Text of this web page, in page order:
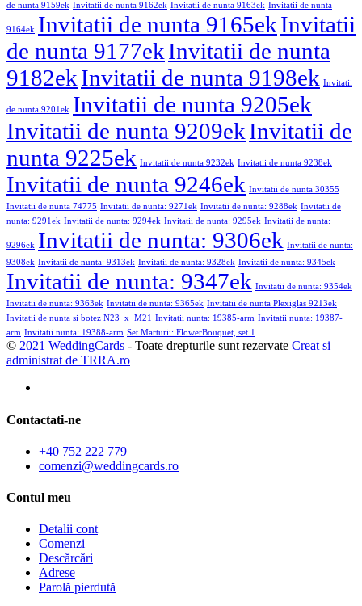
de nunta 9159ek Invitatii de nunta 9162ek Invitatii de nunta 9163ek Invitatii de nunta
9164ek Invitatii de nunta 9165ekInvitatii
de nunta 9177ekInvitatii de nunta
9182ekInvitatii de nunta 9198ek Invitatii
de nunta 9201ek Invitatii de nunta 9205ek
Invitatii de nunta 9209ekInvitatii de
nunta 9225ek Invitatii de nunta 9232ek Invitatii de nunta 9238ek
Invitatii de nunta 9246ek Invitatii de nunta 30355
Invitatii de nunta 74775 Invitatii de nunta: 9271ek Invitatii de nunta: 9288ek Invitatii de
nunta: 9291ek Invitatii de nunta: 9294ek Invitatii de nunta: 9295ek Invitatii de nunta:
9296ek Invitatii de nunta: 9306ek Invitatii de nunta:
9308ek Invitatii de nunta: 9313ek Invitatii de nunta: 9328ek Invitatii de nunta: 9345ek
Invitatii de nunta: 9347ek Invitatii de nunta: 9354ek
Invitatii de nunta: 9363ek Invitatii de nunta: 9365ek Invitatii de nunta Plexiglas 9213ek
Invitatii de nunta si botez N23_x_M21 Invitatii nunta: 19385-arm Invitatii nunta: 19387-
arm Invitatii nunta: 19388-arm Set Marturii: FlowerBouquet, set 1
© 2021 WeddingCards - Toate drepturile sunt rezervate Creat si
administrat de TRRA.ro
Contactati-ne
+40 752 222 779
comenzi@weddingcards.ro
Contul meu
Detalii cont
Comenzi
Descărcări
Adrese
Parolă pierdută